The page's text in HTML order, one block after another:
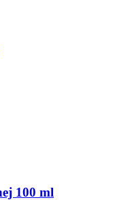
100 ml